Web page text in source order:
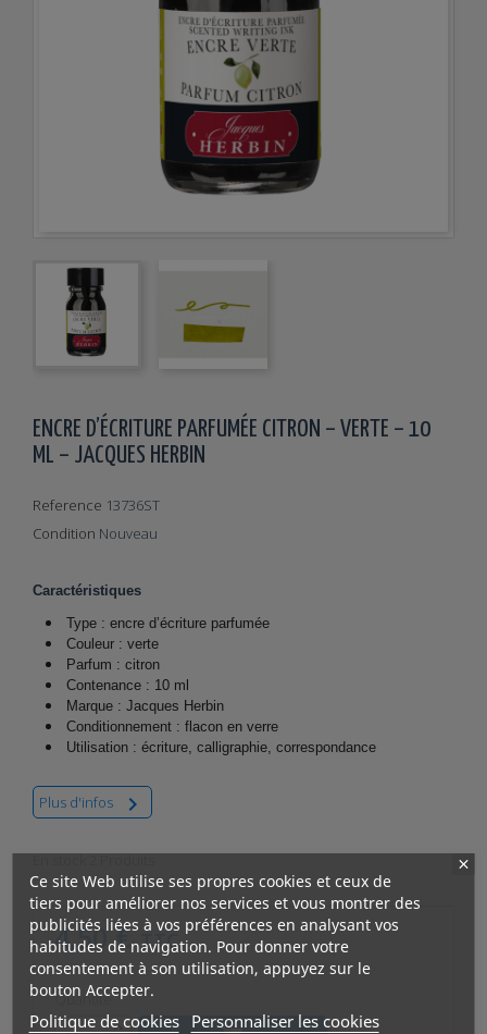
ENCRE D’ÉCRITURE PARFUMÉE CITRON – VERTE – 10
ML – JACQUES HERBIN
Reference 13736ST
Condition Nouveau
Caractéristiques
Type : encre d’écriture parfumée
Couleur : verte
Parfum : citron
Contenance : 10 ml
Marque : Jacques Herbin
Conditionnement : flacon en verre
Utilisation : écriture, calligraphie, correspondance
Plus d'infos 
En stock2 Produits
4,50 € TTC
Quantité
Ce site Web utilise ses propres cookies et ceux de
tiers pour améliorer nos services et vous montrer des
publicités liées à vos préférences en analysant vos
habitudes de navigation. Pour donner votre
consentement à son utilisation, appuyez sur le
bouton Accepter.
Politique de cookies Personnaliser les cookies